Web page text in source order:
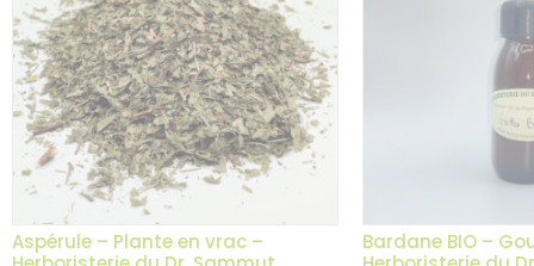
Aspérule – Plante en vrac –
Bardane BIO –